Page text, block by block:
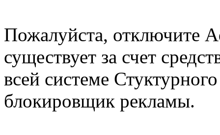
Пожалуйста, отключите
существует за счет
всей системе
блокировщик рекламы.